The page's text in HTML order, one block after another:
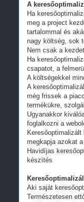
A
Ha
meg a project
tartalommal és
nagy költség, sok
Nem csak a
Ha
csapatot, a
A költségekkel
A
még frissek a
termékükre,
Ugyanakkor
foglalkozni a
megkapja azokat
Havidíjas
készítés
Aki saját
Természetesen